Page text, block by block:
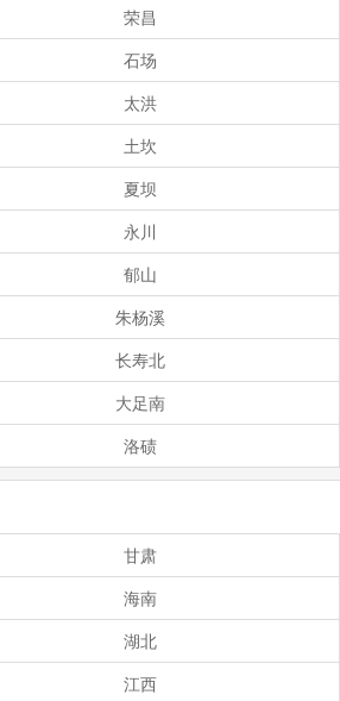
荣昌
石场
太洪
土坎
夏坝
永川
郁山
朱杨溪
长寿北
大足南
洛碛
甘肃
海南
湖北
江西